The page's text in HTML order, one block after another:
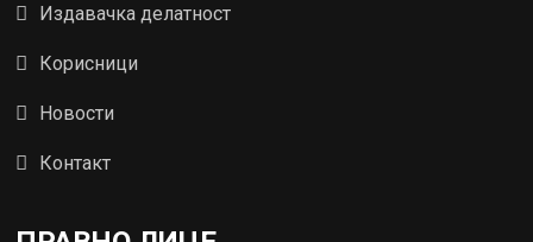
Издавачка делатност
Корисници
Новости
Контакт